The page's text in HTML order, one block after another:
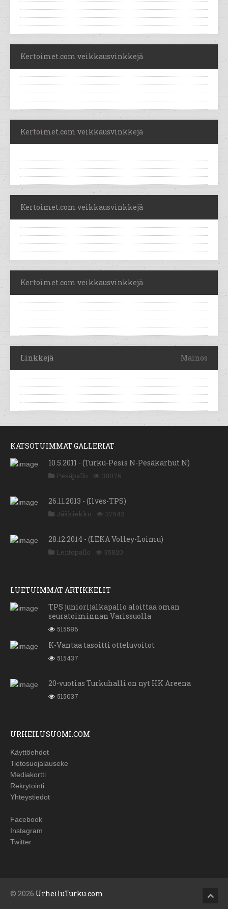
Kertoimet.com veikkausvinkkejä
Kertoimet.com veikkausvinkkejä
Kertoimet.com veikkausvinkkejä
Kertoimet.com veikkausvinkkejä
Linkkejä Mainos
KATSOTUIMMAT GALLERIAT
10.5.2011 - (Turku-Pesis N-Pesäkarhut N)
Pesäpallo 38076
26.11.2013 - (Ilves-TPS)
Jääkiekko 37542
28.12.2014 - (LEKA Volley-Loimu)
Lentopallo 35820
LUETUIMMAT ARTIKKELIT
TPS juniorijalkapallo aloittaa oman
seuratoiminnan Varissuolla
515586
K-Vantaa tasoitti otteluvoitot
515437
20-vuotias Turkuhalli on nyt HK Areena
515037
URHEILUSUOMI.COM
Käyttöehdot
Tietosuojalauseke
Mediakortti
Rekrytointi
Yhteystiedot
Facebook
Instagram
Twitter
© 2026 UrheiluTurku.com.